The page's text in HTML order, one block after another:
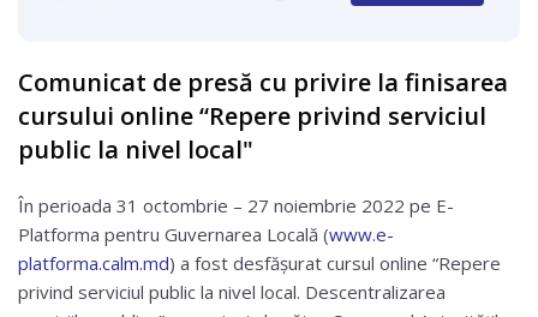
Comunicat de presă cu privire la finisarea
cursului online “Repere privind serviciul
public la nivel local"
În perioada 31 octombrie – 27 noiembrie 2022 pe E-
Platforma pentru Guvernarea Locală (www.e-
platforma.calm.md) a fost desfășurat cursul online “Repere
privind serviciul public la nivel local. Descentralizarea